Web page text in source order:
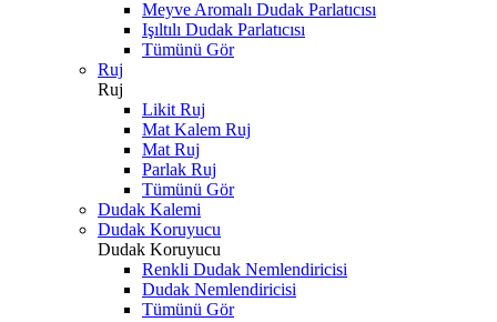
Meyve Aromalı Dudak Parlatıcısı
Işıltılı Dudak Parlatıcısı
Tümünü Gör
Ruj
Ruj
Likit Ruj
Mat Kalem Ruj
Mat Ruj
Parlak Ruj
Tümünü Gör
Dudak Kalemi
Dudak Koruyucu
Dudak Koruyucu
Renkli Dudak Nemlendiricisi
Dudak Nemlendiricisi
Tümünü Gör